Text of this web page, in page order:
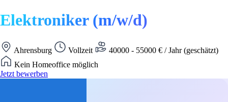
Elektroniker (m/w/d)
Ahrensburg Vollzeit
40000 - 55000 € / Jahr (geschätzt)
Kein Homeoffice möglich
Jetzt bewerben